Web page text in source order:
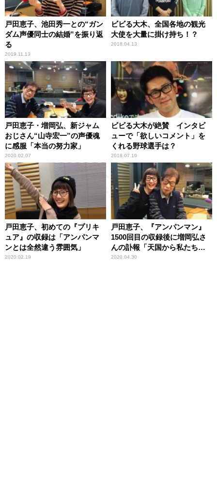
戸田恵子、池田秀一との“ガン
ダム声優同士の結婚”を振り返
る
2019.11.13
ビビる大木、全国各地の観光
大使を大量に掛け持ち！？
2018.04.13
戸田恵子・増岡弘、新ジャム
おじさん“山寺宏一”の声優魂
に感服「本当の努力家」
2020.02.07
ビビる大木が絶賛 インタビ
ューで「欲しいコメント」を
くれる野球選手は？
2018.07.19
戸田恵子、初めての『プリキ
ュア』の収録は「アンパンマ
ンとは全然違う雰囲気」
2020.02.19
戸田恵子、『アンパンマン』
1500回目の収録後に増岡弘さ
んの訃報「天国から私たちの
収録を…」
2020.04.30